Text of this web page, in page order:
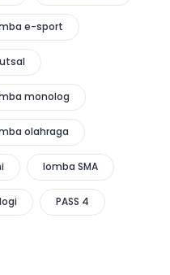
e-sport
monolog
olahraga
lomba SMA
PASS 4